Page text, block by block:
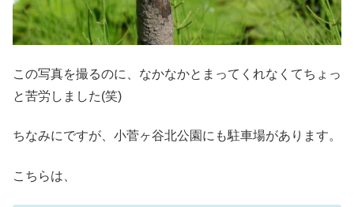
この写真を撮るのに、なかなかとまってくれなくてちょっ
と苦労しました(笑)
ちなみにですが、小菅ヶ谷北公園にも駐車場があります。
こちらは、